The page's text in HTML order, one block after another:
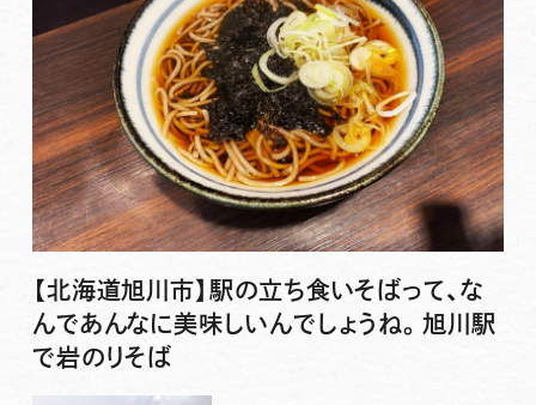
【北海道旭川市】駅の立ち食いそばって、な
んであんなに美味しいんでしょうね。旭川駅
で岩のりそば